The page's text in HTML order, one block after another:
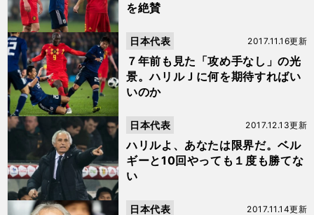
を絶賛
７年前も見た「攻め手なし」の光
景。ハリルＪに何を期待すればい
いのか
2017.11.16更新
日本代表
ハリルよ、あなたは限界だ。ベル
ギーと10回やっても１度も勝てな
い
2017.12.13更新
日本代表
2017.11.14更新
日本代表